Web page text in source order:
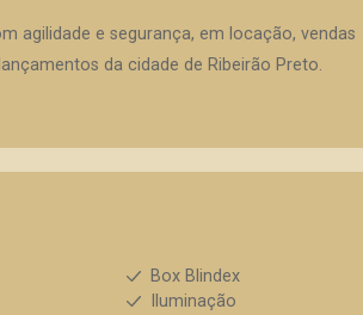
agilidade e segurança, em locação, vendas
da cidade de Ribeirão Preto.
Box Blindex
Iluminação